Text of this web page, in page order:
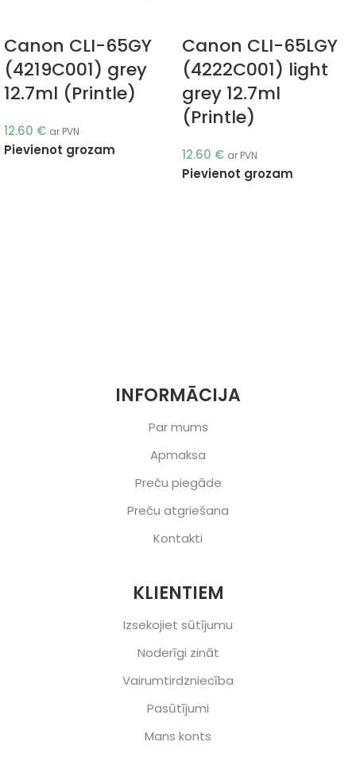
Canon CLI-65GY
(4219C001) grey
12.7ml (Printle)
12.60 € ar PVN
Pievienot grozam
Canon CLI-65LGY
(4222C001) light
grey 12.7ml
(Printle)
12.60 € ar PVN
Pievienot grozam
INFORMĀCIJA
Par mums
Apmaksa
Preču piegāde
Preču atgriešana
Kontakti
KLIENTIEM
Izsekojiet sūtījumu
Noderīgi zināt
Vairumtirdzniecība
Pasūtījumi
Mans konts